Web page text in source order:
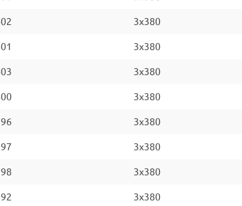
3x380
3x380
3x380
3x380
3x380
3x380
3x380
3x380